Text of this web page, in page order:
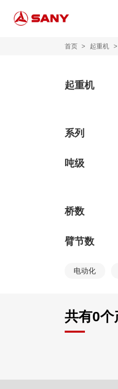
首页 > 起重机 >
起重机
系列
吨级
桥数
臂节数
电动化
共有0个